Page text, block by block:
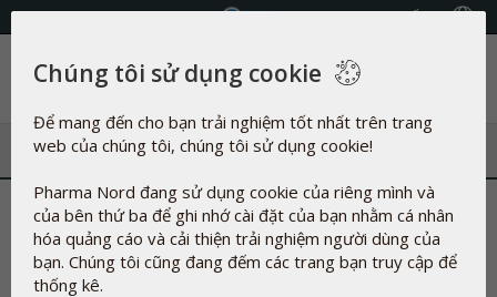
Danh mục
Chúng tôi sử dụng cookie
Để mang đến cho bạn trải nghiệm tốt nhất trên trang
web của chúng tôi, chúng tôi sử dụng cookie!
Pharma Nord đang sử dụng cookie của riêng mình và
của bên thứ ba để ghi nhớ cài đặt của bạn nhằm cá nhân
hóa quảng cáo và cải thiện trải nghiệm người dùng của
bạn. Chúng tôi cũng đang đếm các trang bạn truy cập để
thống kê.